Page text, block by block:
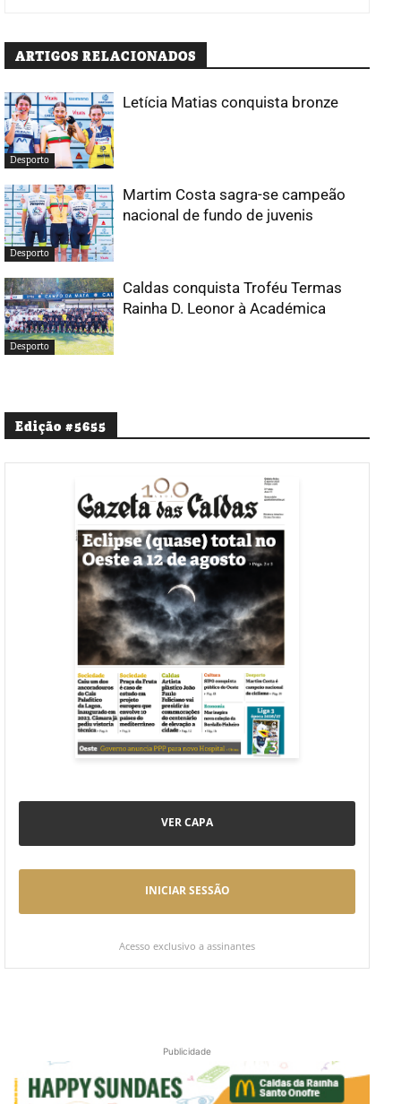
ARTIGOS RELACIONADOS
Desporto
Letícia Matias conquista bronze
Desporto
Martim Costa sagra-se campeão
nacional de fundo de juvenis
Desporto
Caldas conquista Troféu Termas
Rainha D. Leonor à Académica
Edição #5655
VER CAPA
INICIAR SESSÃO
Acesso exclusivo a assinantes
Publicidade